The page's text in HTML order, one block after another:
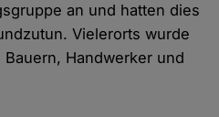
an und hatten dies
Vielerorts wurde
Handwerker und